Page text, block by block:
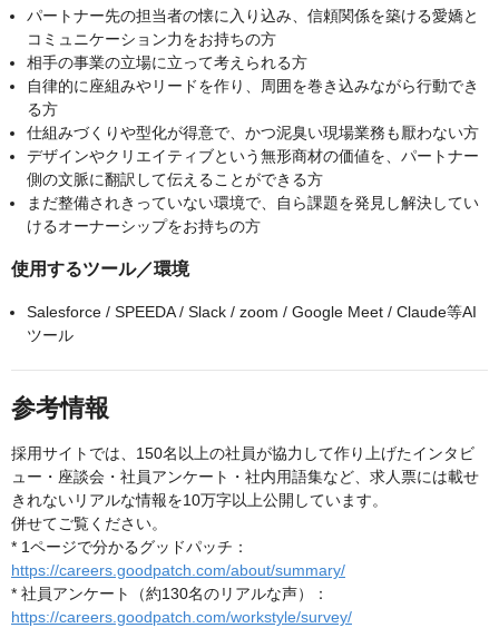
パートナー先の担当者の懐に入り込み、信頼関係を築ける愛嬌と
コミュニケーション力をお持ちの方
相手の事業の立場に立って考えられる方
自律的に座組みやリードを作り、周囲を巻き込みながら行動でき
る方
仕組みづくりや型化が得意で、かつ泥臭い現場業務も厭わない方
デザインやクリエイティブという無形商材の価値を、パートナー
側の文脈に翻訳して伝えることができる方
まだ整備されきっていない環境で、自ら課題を発見し解決してい
けるオーナーシップをお持ちの方
使用するツール／環境
Salesforce / SPEEDA / Slack / zoom / Google Meet / Claude等AI
ツール
参考情報
採用サイトでは、150名以上の社員が協力して作り上げたインタビ
ュー・座談会・社員アンケート・社内用語集など、求人票には載せ
きれないリアルな情報を10万字以上公開しています。
併せてご覧ください。
* 1ページで分かるグッドパッチ：
https://careers.goodpatch.com/about/summary/
* 社員アンケート（約130名のリアルな声）：
https://careers.goodpatch.com/workstyle/survey/